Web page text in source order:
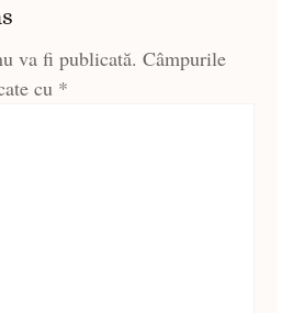
va fi publicată. Câmpurile
cu *